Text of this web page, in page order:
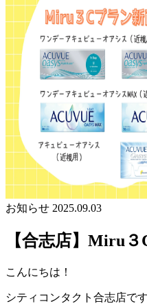
お知らせ 2025.09.03
【合志店】Miru
こんにちは！
シティコンタクト合志店で